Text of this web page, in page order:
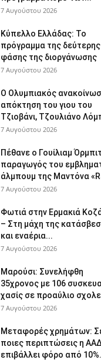
7 Αυγούστου 2026
Κύπελλο Ελλάδας: Το
πρόγραμμα της δεύτερης
φάσης της διοργάνωσης
7 Αυγούστου 2026
Ο Ολυμπιακός
απόκτηση του γιου του
Τζιοβάνι, Τζουλιάνο
7 Αυγούστου 2026
Πέθανε ο Γουίλιαμ
παραγωγός του
άλμπουμ της Μαντόνα
7 Αυγούστου 2026
Φωτιά στην Ερμακιά
– Στη μάχη της
και εναέρια...
7 Αυγούστου 2026
Μαρούσι: Συνελήφθη
35χρονος με 106
χασίς σε προαύλιο
7 Αυγούστου 2026
Μεταφορές χρημάτων:
ποιες περιπτώσεις η
επιβάλλει φόρο από